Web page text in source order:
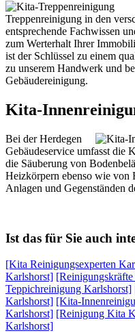
Treppenreinigung in den
entsprechende Fachwissen
zum Werterhalt Ihrer
ist der Schlüssel zu einem
zu unserem Handwerk und
Gebäudereinigung.
Kita-
Bei der Herdegen
Gebäudeservice umfasst die
die Säuberung von
Heizkörpern ebenso wie von
Anlagen und Gegenständen
Ist das für Sie auch
[Kita Reinigungsexperten
Karlshorst]
Teppichreinigung Karlshorst]
Karlshorst] [Kita-
Karlshorst] [Reinigung Kita
Karlshorst]